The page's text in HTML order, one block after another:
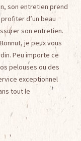
son entretien prend
d’un beau
son entretien.
je peux vous
Peu importe ce
pelouses ou des
exceptionnel
tout le